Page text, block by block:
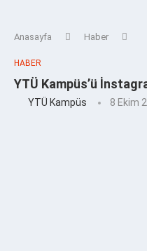
Anasayfa Haber
HABER
YTÜ Kampüs’ü
YTÜ Kampüs 8 Ekim